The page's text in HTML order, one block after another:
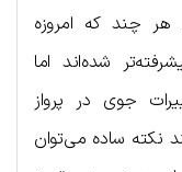
هر چند که امروزه
شده‌اند اما
جوی در پرواز
نکته ساده می‌توان